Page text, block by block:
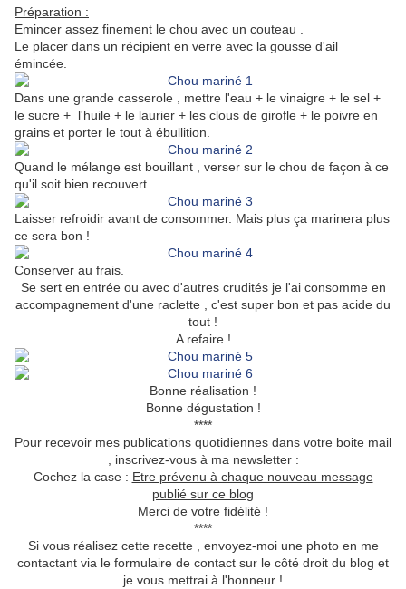
Préparation :
Emincer assez finement le chou avec un couteau .
Le placer dans un récipient en verre avec la gousse d'ail
émincée.
Dans une grande casserole , mettre l'eau + le vinaigre + le sel +
le sucre + l'huile + le laurier + les clous de girofle + le poivre en
grains et porter le tout à ébullition.
Quand le mélange est bouillant , verser sur le chou de façon à ce
qu'il soit bien recouvert.
Laisser refroidir avant de consommer. Mais plus ça marinera plus
ce sera bon !
Conserver au frais.
Se sert en entrée ou avec d'autres crudités je l'ai consomme en
accompagnement d'une raclette , c'est super bon et pas acide du
tout !
A refaire !
Bonne réalisation !
Bonne dégustation !
****
Pour recevoir mes publications quotidiennes dans votre boite mail
, inscrivez-vous à ma newsletter :
Cochez la case : Etre prévenu à chaque nouveau message
publié sur ce blog
Merci de votre fidélité !
****
Si vous réalisez cette recette , envoyez-moi une photo en me
contactant via le formulaire de contact sur le côté droit du blog et
je vous mettrai à l'honneur !